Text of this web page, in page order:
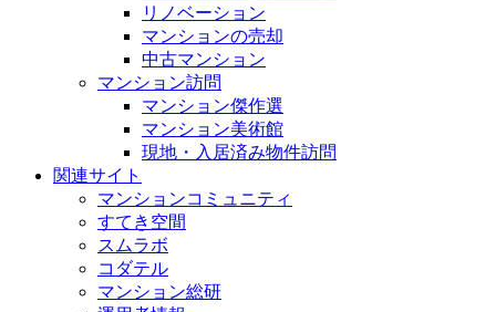
リノベーション
マンションの売却
中古マンション
マンション訪問
マンション傑作選
マンション美術館
現地・入居済み物件訪問
関連サイト
マンションコミュニティ
すてき空間
スムラボ
コダテル
マンション総研